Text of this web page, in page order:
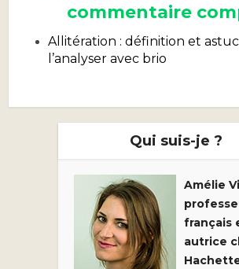
commentaire
Allitération : définition et
l’analyser avec brio
Qui suis-je ?
Amélie
français
autrice